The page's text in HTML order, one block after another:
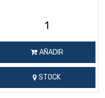
AÑADIR
STOCK